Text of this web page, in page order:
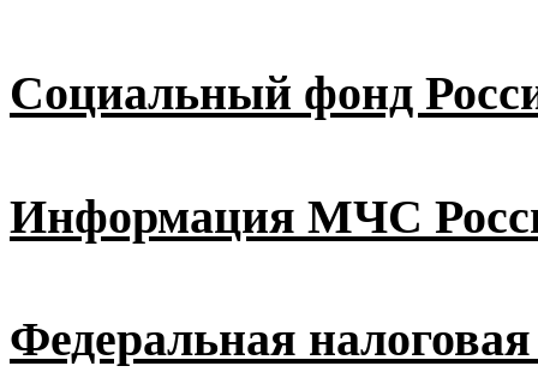
Социальный фонд
Информация МЧС
Федеральная